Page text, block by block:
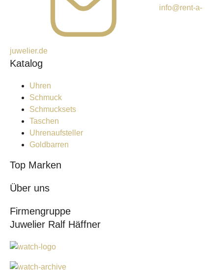
info@rent-a-
juwelier.de
Katalog
Uhren
Schmuck
Schmucksets
Taschen
Uhrenaufsteller
Goldbarren
Top Marken
Über uns
Firmengruppe
Juwelier Ralf Häffner